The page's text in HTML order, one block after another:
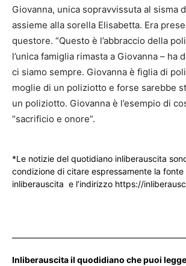
Giovanna, unica sopravvissuta al sisma
assieme alla sorella Elisabetta. Era
questore. “Questo è l’abbraccio della
l’unica famiglia rimasta a Giovanna – ha
ci siamo sempre. Giovanna è figlia di
moglie di un poliziotto e forse sarebbe
un poliziotto. Giovanna è l’esempio di
“sacrificio e onore”.
*Le notizie del quotidiano inliberauscita
condizione di citare espressamente la
inliberauscita e l’indirizzo https://
Inliberauscita il quodidiano che puoi